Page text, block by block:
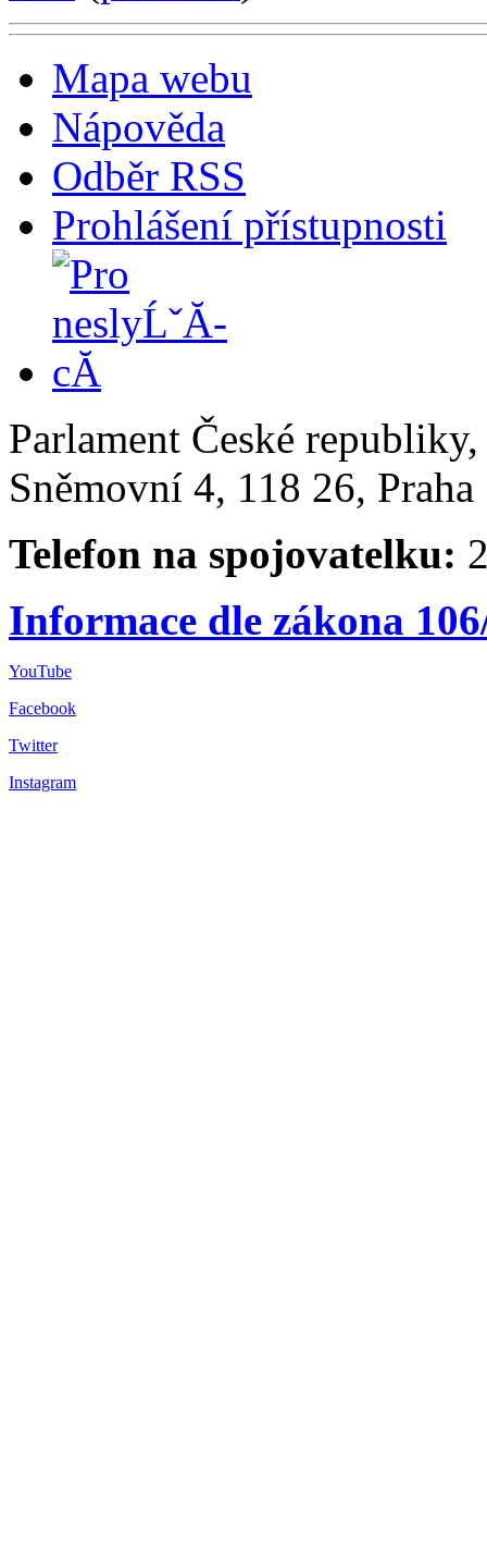
Mapa webu
Nápověda
Odběr RSS
Prohlášení přístupnosti
Parlament České
Sněmovní 4, 118 26,
Telefon na spojovatelku:
Informace dle zákona
YouTube
Facebook
Twitter
Instagram